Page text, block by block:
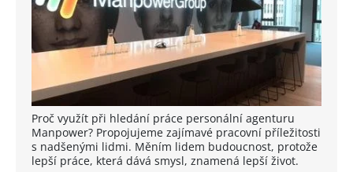
Proč využít při hledání práce personální agenturu
Manpower? Propojujeme zajímavé pracovní příležitosti
s nadšenými lidmi. Měním lidem budoucnost, protože
lepší práce, která dává smysl, znamená lepší život.